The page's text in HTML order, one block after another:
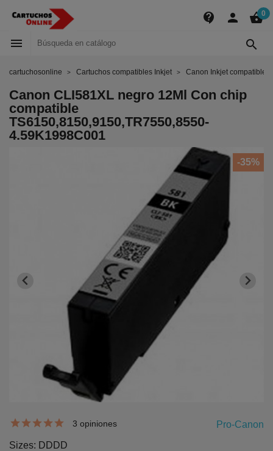
contact_support person shopping_basket0
 
cartuchosonline Cartuchos compatibles Inkjet Canon Inkjet compatibles
Canon CLI581XL negro 12Ml Con chip
compatible
TS6150,8150,9150,TR7550,8550-
4.59K1998C001
-35%
3 opiniones Pro-Canon
Sizes: DDDD